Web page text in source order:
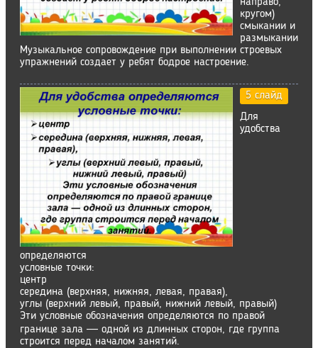
кругом)
смыкании и
размыкании
Музыкальное сопровождение при выполнении строевых
упражнений создает у ребят бодрое настроение.
5 слайд
Для
удобства
определяются
условные точки:
центр
середина (верхняя, нижняя, левая, правая),
углы (верхний левый, правый, нижний левый, правый)
Эти условные обозначения определяются по правой
границе зала ― одной из длинных сторон, где группа
строится перед началом занятий.